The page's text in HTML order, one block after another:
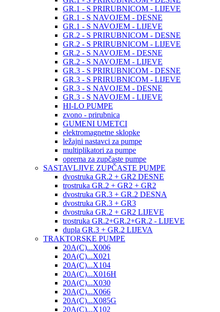
GR.1 - S PRIRUBNICOM - LIJEVE
GR.1 - S NAVOJEM - DESNE
GR.1 - S NAVOJEM - LIJEVE
GR.2 - S PRIRUBNICOM - DESNE
GR.2 - S PRIRUBNICOM - LIJEVE
GR.2 - S NAVOJEM - DESNE
GR.2 - S NAVOJEM - LIJEVE
GR.3 - S PRIRUBNICOM - DESNE
GR.3 - S PRIRUBNICOM - LIJEVE
GR.3 - S NAVOJEM - DESNE
GR.3 - S NAVOJEM - LIJEVE
HI-LO PUMPE
zvono - prirubnica
GUMENI UMETCI
elektromagnetne sklopke
ležajni nastavci za pumpe
multiplikatori za pumpe
oprema za zupčaste pumpe
SASTAVLJIVE ZUPČASTE PUMPE
dvostruka GR.2 + GR2 DESNE
trostruka GR.2 + GR2 + GR2
dvostruka GR.3 + GR.2 DESNA
dvostruka GR.3 + GR3
dvostruka GR.2 + GR2 LIJEVE
trostruka GR.2+GR.2+GR.2 - LIJEVE
dupla GR.3 + GR.2 LIJEVA
TRAKTORSKE PUMPE
20A(C)...X006
20A(C)...X021
20A(C)...X104
20A(C)...X016H
20A(C)...X030
20A(C)...X066
20A(C)...X085G
20A(C)...X102